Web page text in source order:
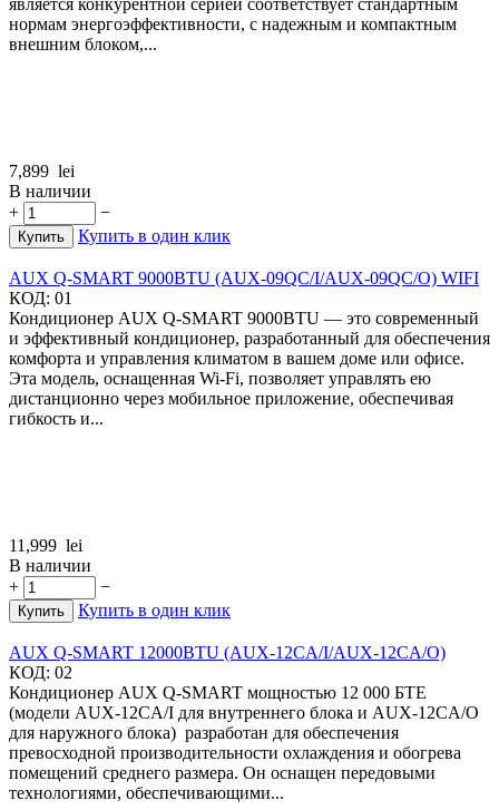
нормам энергоэффективности, с надежным и компактным
внешним блоком,...
7,899 lei
В наличии
+
−
Купить Купить в один клик
AUX Q-SMART 9000BTU (AUX-09QC/I/AUX-09QC/O) WIFI
КОД: 01
Кондиционер AUX Q-SMART 9000BTU — это современный
и эффективный кондиционер, разработанный для обеспечения
комфорта и управления климатом в вашем доме или офисе.
Эта модель, оснащенная Wi-Fi, позволяет управлять ею
дистанционно через мобильное приложение, обеспечивая
гибкость и...
11,999 lei
В наличии
+
−
Купить Купить в один клик
AUX Q-SMART 12000BTU (AUX-12CA/I/AUX-12CA/O)
КОД: 02
Кондиционер AUX Q-SMART мощностью 12 000 БТЕ
(модели AUX-12CA/I для внутреннего блока и AUX-12CA/O
для наружного блока) разработан для обеспечения
превосходной производительности охлаждения и обогрева
помещений среднего размера. Он оснащен передовыми
технологиями, обеспечивающими...